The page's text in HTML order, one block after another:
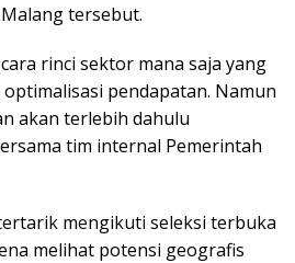
tersebut.
rinci sektor mana saja yang
pendapatan. Namun
akan terlebih dahulu
tim internal Pemerintah
mengikuti seleksi terbuka
melihat potensi geografis